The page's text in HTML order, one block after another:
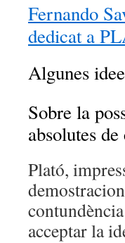
Fernando
dedicat a
Algunes
Sobre la
absolutes
Plató,
acceptar la